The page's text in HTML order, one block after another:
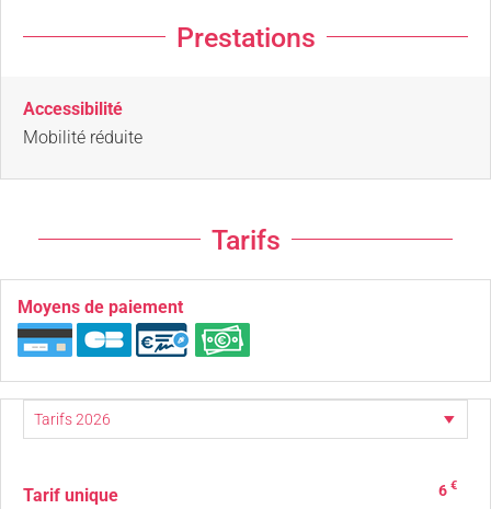
Prestations
Accessibilité
Mobilité réduite
Tarifs
Moyens de paiement
Tarif unique 6 €